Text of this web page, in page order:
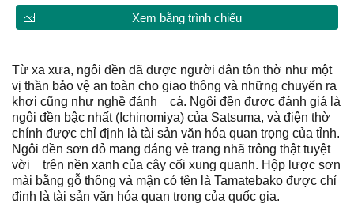
Xem bằng trình chiếu
Từ xa xưa, ngôi đền đã được người dân tôn thờ như một
vị thần bảo vệ an toàn cho giao thông và những chuyến ra
khơi cũng như nghề đánh cá. Ngôi đền được đánh giá là
ngôi đền bậc nhất (Ichinomiya) của Satsuma, và điện thờ
chính được chỉ định là tài sản văn hóa quan trọng của tỉnh.
Ngôi đền sơn đỏ mang dáng vẻ trang nhã trông thật tuyệt
vời trên nền xanh của cây cối xung quanh. Hộp lược sơn
mài bằng gỗ thông và mận có tên là Tamatebako được chỉ
định là tài sản văn hóa quan trọng của quốc gia.